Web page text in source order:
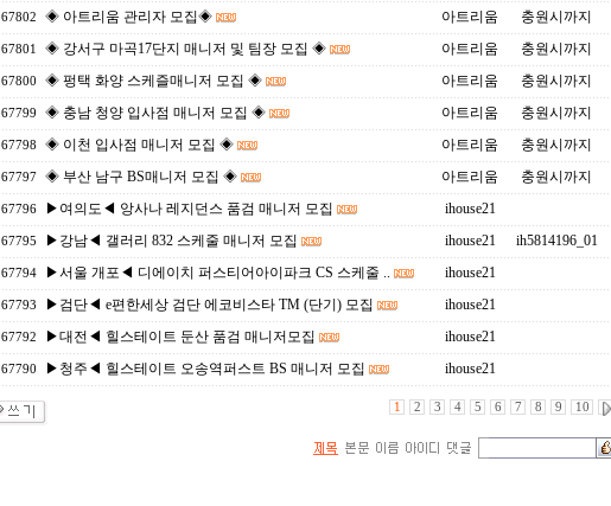
67802 ◈ 아트리움 관리자 모집◈ 아트리움 충원시까지
67801 ◈ 강서구 마곡17단지 매니저 및 팀장 모집 ◈ 아트리움 충원시까지
67800 ◈ 펑택 화양 스케즐매니저 모집 ◈ 아트리움 충원시까지
67799 ◈ 충남 청양 입사점 매니저 모집 ◈ 아트리움 충원시까지
67798 ◈ 이천 입사점 매니저 모집 ◈ 아트리움 충원시까지
67797 ◈ 부산 남구 BS매니저 모집 ◈ 아트리움 충원시까지
67796 ▶여의도◀ 앙사나 레지던스 품검 매니저 모집 ihouse21
67795 ▶강남◀ 갤러리 832 스케줄 매니저 모집 ihouse21 ih5814196_01
67794 ▶서울 개포◀ 디에이치 퍼스티어아이파크 CS 스케줄 .. ihouse21
67793 ▶검단◀ e편한세상 검단 에코비스타 TM (단기) 모집 ihouse21
67792 ▶대전◀ 힐스테이트 둔산 품검 매니저모집 ihouse21
67790 ▶청주◀ 힐스테이트 오송역퍼스트 BS 매니저 모집 ihouse21
1 2 3 4 5 6 7 8 9 10